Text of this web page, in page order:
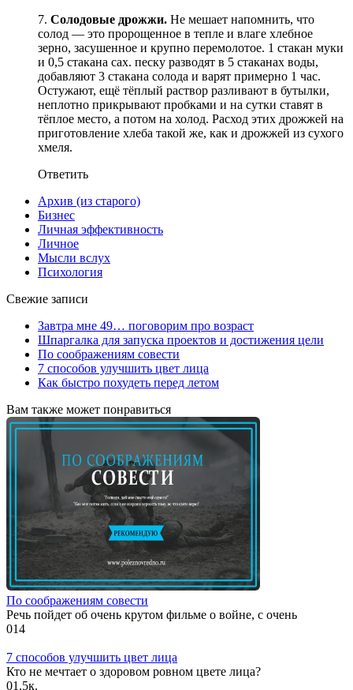
7. Солодовые дрожжи. Не мешает напомнить, что
солод — это пророщенное в тепле и влаге хлебное
зерно, засушенное и крупно перемолотое. 1 стакан муки
и 0,5 стакана сах. песку разводят в 5 стаканах воды,
добавляют 3 стакана солода и варят примерно 1 час.
Остужают, ещё тёплый раствор разливают в бутылки,
неплотно прикрывают пробками и на сутки ставят в
тёплое место, а потом на холод. Расход этих дрожжей на
приготовление хлеба такой же, как и дрожжей из сухого
хмеля.
Ответить
Архив (из старого)
Бизнес
Личная эффективность
Личное
Мысли вслух
Психология
Свежие записи
Завтра мне 49… поговорим про возраст
Шпаргалка для запуска проектов и достижения цели
По соображениям совести
7 способов улучшить цвет лица
Как быстро похудеть перед летом
Вам также может понравиться
По соображениям совести
Речь пойдет об очень крутом фильме о войне, с очень
014
7 способов улучшить цвет лица
Кто не мечтает о здоровом ровном цвете лица?
01.5к.